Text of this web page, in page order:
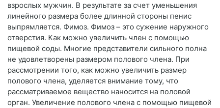
взрослых мужчин. В результате за счет уменьшения
линейного размера более длинной стороны пенис
выпрямляется. Фимоз. Фимоз – это сужение наружного
отверстия. Как можно увеличить член с помощью
пищевой соды. Многие представители сильного полна
не удовлетворены размером полового члена. При
рассмотрении того, как можно увеличить размер
полового члена, уделяется внимание тому, что
рассматриваемое вещество наносится на половой
орган. Увеличение полового члена с помощью пищевой